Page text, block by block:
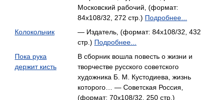
Московский рабочий, (формат:
84x108/32, 272 стр.) Подробнее...
Колокольчик
— Издатель, (формат: 84x108/32, 432
стр.) Подробнее...
Пока рука
держит кисть
В сборник вошла повесть о жизни и
творчестве русского советского
художника Б. М. Кустодиева, жизнь
которого… — Советская Россия,
(формат: 70x108/32, 250 стр.)